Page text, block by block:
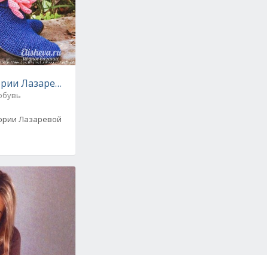
от DROPS Design, вязаные крючком
Лазарерой вязаные крючком
Лазаревой